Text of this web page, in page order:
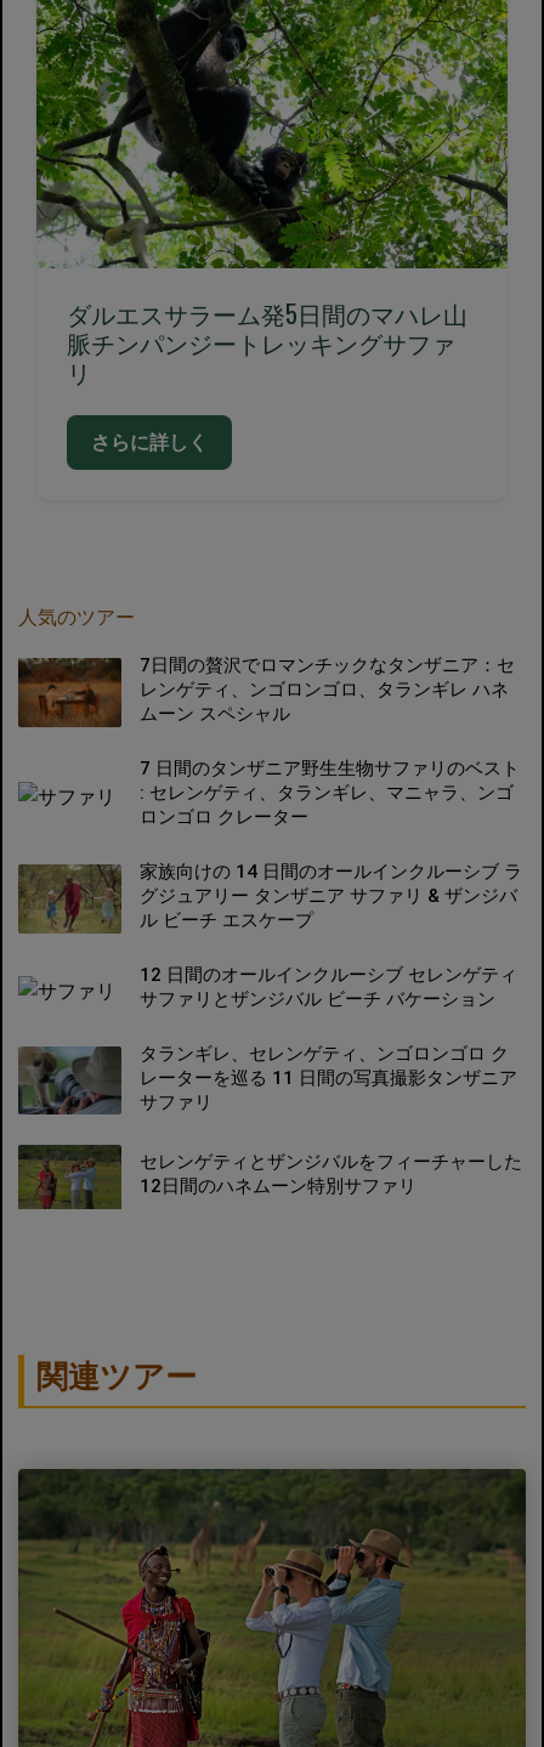
ダルエスサラーム発5日間のマハレ山
脈チンパンジートレッキングサファ
リ
さらに詳しく
人気のツアー
7日間の贅沢でロマンチックなタンザニア：セ
レンゲティ、ンゴロンゴロ、タランギレ ハネ
ムーン スペシャル
7 日間のタンザニア野生生物サファリのベスト
: セレンゲティ、タランギレ、マニャラ、ンゴ
ロンゴロ クレーター
家族向けの 14 日間のオールインクルーシブ ラ
グジュアリー タンザニア サファリ & ザンジバ
ル ビーチ エスケープ
12 日間のオールインクルーシブ セレンゲティ
サファリとザンジバル ビーチ バケーション
タランギレ、セレンゲティ、ンゴロンゴロ ク
レーターを巡る 11 日間の写真撮影タンザニア
サファリ
セレンゲティとザンジバルをフィーチャーした
12日間のハネムーン特別サファリ
関連ツアー